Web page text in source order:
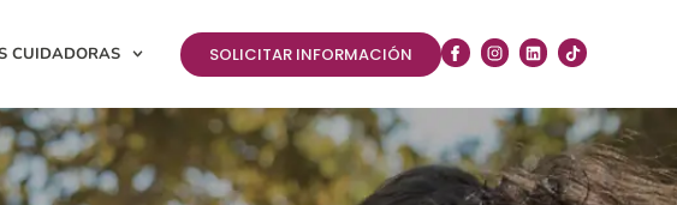
CUIDADORAS SOLICITAR INFORMACIÓN